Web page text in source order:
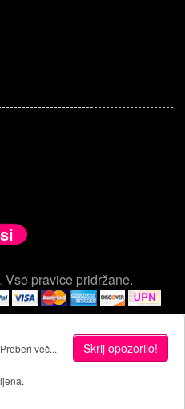
. Vse pravice pridržane.
Skrij opozorilo!
Preberi več...